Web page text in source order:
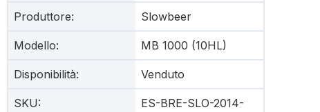
Produttore: Slowbeer
Modello: MB 1000 (10HL)
Disponibilità: Venduto
SKU:
ES-BRE-SLO-2014-